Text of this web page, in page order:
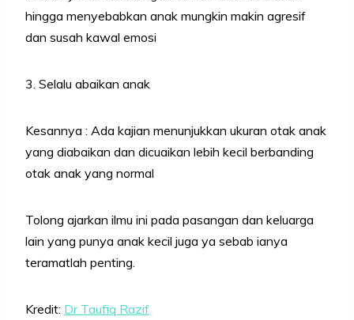
hingga menyebabkan anak mungkin makin agresif
dan susah kawal emosi
3. Selalu abaikan anak
Kesannya : Ada kajian menunjukkan ukuran otak anak
yang diabaikan dan dicuaikan lebih kecil berbanding
otak anak yang normal
Tolong ajarkan ilmu ini pada pasangan dan keluarga
lain yang punya anak kecil juga ya sebab ianya
teramatlah penting.
Kredit: Dr Taufiq Razif